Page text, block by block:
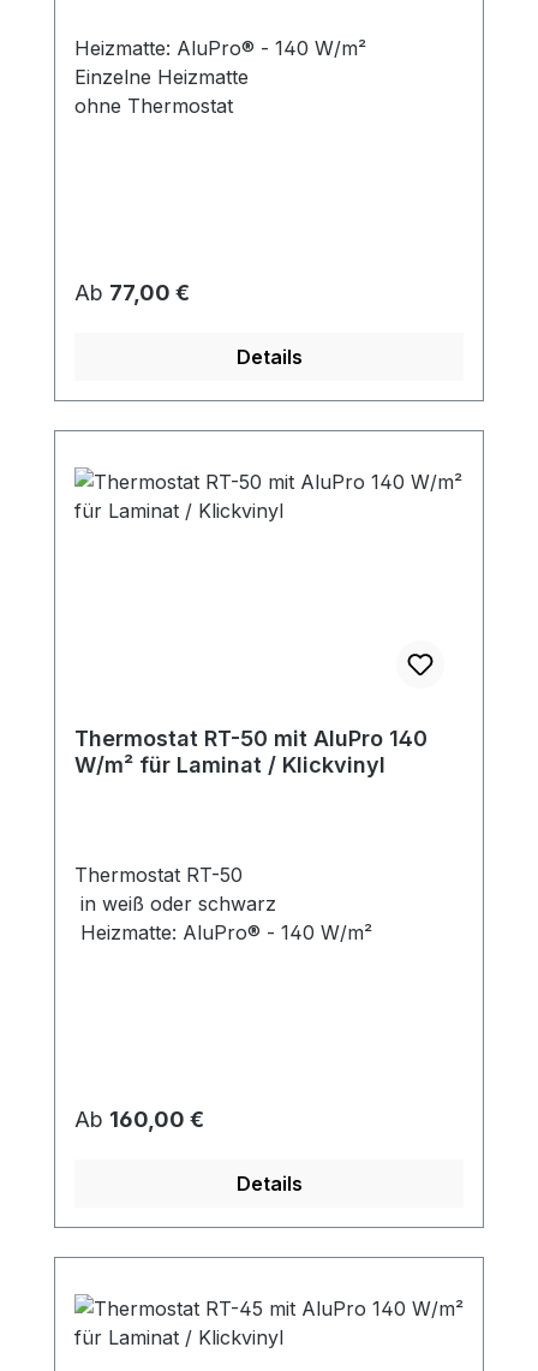
Heizmatte: AluPro® - 140 W/m²
Einzelne Heizmatte
ohne Thermostat
Regulärer Preis:
Ab 77,00 €
Details
Thermostat RT-50 mit AluPro 140
W/m² für Laminat / Klickvinyl
Thermostat RT-50
in weiß oder schwarz
Heizmatte: AluPro® - 140 W/m²
Regulärer Preis:
Ab 160,00 €
Details